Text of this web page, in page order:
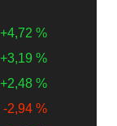
+4,72 %
+3,19 %
+2,48 %
-2,94 %